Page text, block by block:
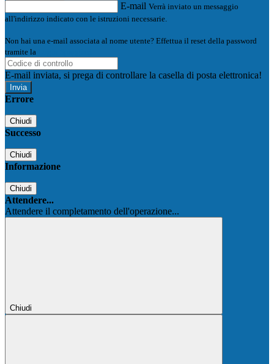
E-mail Verrà inviato un messaggio
all'indirizzo indicato con le istruzioni necessarie.
Non hai una e-mail associata al nome utente? Effettua il reset della password
tramite la
E-mail inviata, si prega di controllare la casella di posta elettronica!
Errore
Chiudi
Successo
Chiudi
Informazione
Chiudi
Attendere...
Attendere il completamento dell'operazione...
Chiudi